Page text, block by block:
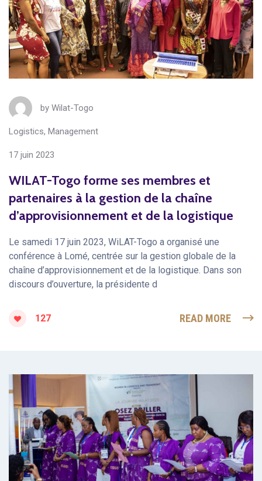
by Wilat-Togo
Logistics, Management
17 juin 2023
WILAT-Togo forme ses membres et
partenaires à la gestion de la chaîne
d’approvisionnement et de la logistique
Le samedi 17 juin 2023, WiLAT-Togo a organisé une
conférence à Lomé, centrée sur la gestion globale de la
chaîne d’approvisionnement et de la logistique. Dans son
discours d’ouverture, la présidente d
127 READ MORE